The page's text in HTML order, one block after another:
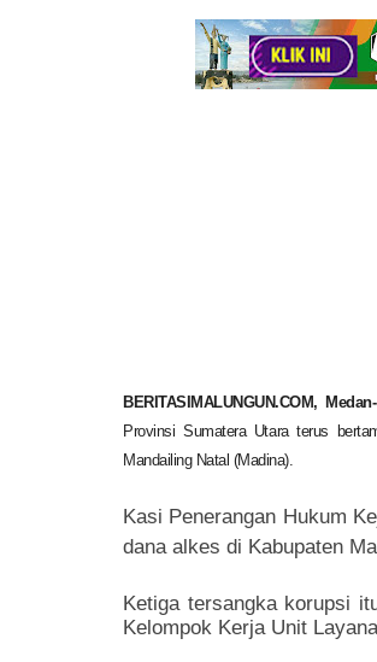
BERITASIMALUNGUN.COM, Medan-
Provinsi Sumatera Utara terus
Mandailing Natal (Madina).
Kasi Penerangan Hukum
dana alkes di Kabupaten
Ketiga tersangka korupsi
Kelompok Kerja Unit